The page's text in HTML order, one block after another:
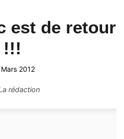
est de retour
!!!
2012
rédaction